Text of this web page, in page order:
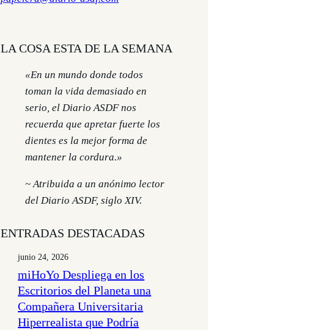
LA COSA ESTA DE LA SEMANA
«En un mundo donde todos
toman la vida demasiado en
serio, el Diario ASDF nos
recuerda que apretar fuerte los
dientes es la mejor forma de
mantener la cordura.»
~ Atribuida a un anónimo lector
del Diario ASDF, siglo XIV.
ENTRADAS DESTACADAS
junio 24, 2026
miHoYo Despliega en los
Escritorios del Planeta una
Compañera Universitaria
Hiperrealista que Podría